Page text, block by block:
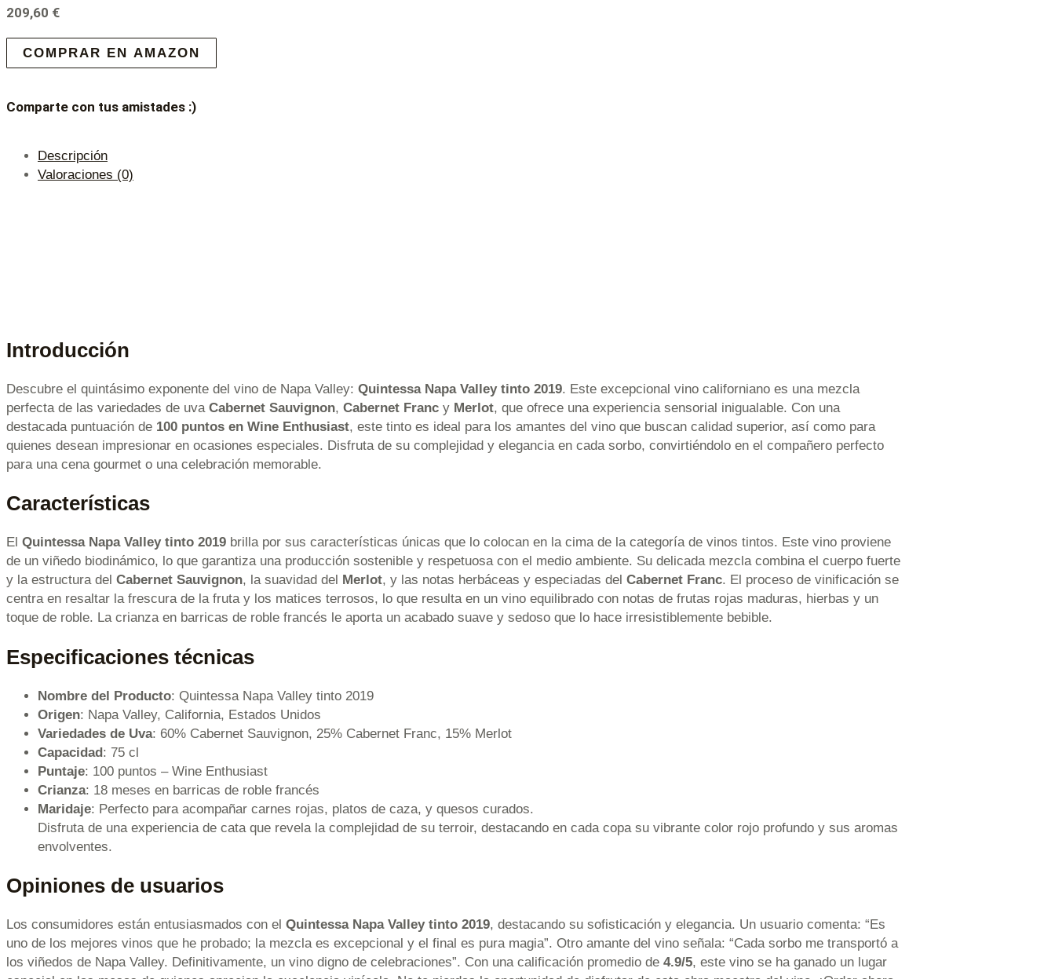
209,60 €
COMPRAR EN AMAZON
Comparte con tus amistades :)
Descripción
Valoraciones (0)
Introducción
Descubre el quintásimo exponente del vino de Napa Valley: Quintessa Napa Valley tinto 2019. Este excepcional vino californiano es una mezcla
perfecta de las variedades de uva Cabernet Sauvignon, Cabernet Franc y Merlot, que ofrece una experiencia sensorial inigualable. Con una
destacada puntuación de 100 puntos en Wine Enthusiast, este tinto es ideal para los amantes del vino que buscan calidad superior, así como para
quienes desean impresionar en ocasiones especiales. Disfruta de su complejidad y elegancia en cada sorbo, convirtiéndolo en el compañero perfecto
para una cena gourmet o una celebración memorable.
Características
El Quintessa Napa Valley tinto 2019 brilla por sus características únicas que lo colocan en la cima de la categoría de vinos tintos. Este vino proviene
de un viñedo biodinámico, lo que garantiza una producción sostenible y respetuosa con el medio ambiente. Su delicada mezcla combina el cuerpo fuerte
y la estructura del Cabernet Sauvignon, la suavidad del Merlot, y las notas herbáceas y especiadas del Cabernet Franc. El proceso de vinificación se
centra en resaltar la frescura de la fruta y los matices terrosos, lo que resulta en un vino equilibrado con notas de frutas rojas maduras, hierbas y un
toque de roble. La crianza en barricas de roble francés le aporta un acabado suave y sedoso que lo hace irresistiblemente bebible.
Especificaciones técnicas
Nombre del Producto: Quintessa Napa Valley tinto 2019
Origen: Napa Valley, California, Estados Unidos
Variedades de Uva: 60% Cabernet Sauvignon, 25% Cabernet Franc, 15% Merlot
Capacidad: 75 cl
Puntaje: 100 puntos – Wine Enthusiast
Crianza: 18 meses en barricas de roble francés
Maridaje: Perfecto para acompañar carnes rojas, platos de caza, y quesos curados.
Disfruta de una experiencia de cata que revela la complejidad de su terroir, destacando en cada copa su vibrante color rojo profundo y sus aromas
envolventes.
Opiniones de usuarios
Los consumidores están entusiasmados con el Quintessa Napa Valley tinto 2019, destacando su sofisticación y elegancia. Un usuario comenta: “Es
uno de los mejores vinos que he probado; la mezcla es excepcional y el final es pura magia”. Otro amante del vino señala: “Cada sorbo me transportó a
los viñedos de Napa Valley. Definitivamente, un vino digno de celebraciones”. Con una calificación promedio de 4.9/5, este vino se ha ganado un lugar